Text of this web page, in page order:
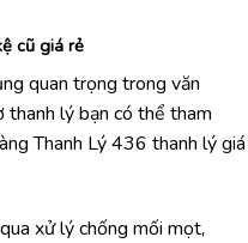
cũ giá rẻ
quan trọng trong văn
lý bạn có thể tham
Thanh Lý 436 thanh lý giá
xử lý chống mối mọt,